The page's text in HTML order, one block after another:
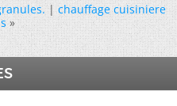
|chauffage cuisiniere
»